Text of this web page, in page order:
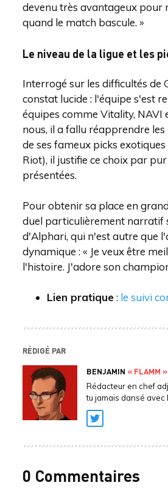
devenu très avantageux pour
quand le match bascule. »
Le niveau de la ligue et les
Interrogé sur les difficultés de
constat lucide : l'équipe s'est
équipes comme Vitality, NAVI
nous, il a fallu réapprendre
de ses fameux picks
Riot), il justifie ce choix par
présentées.
Pour obtenir sa place en
duel particulièrement narratif
d'Alphari, qui n'est autre que
dynamique : « Je veux être
l'histoire. J'adore son
Lien pratique: le suivi
RÉDIGÉ PAR
BENJAMIN « FLAMM »
Rédacteur en chef
tu jamais dansé avec
Twitter
0 Commentaires